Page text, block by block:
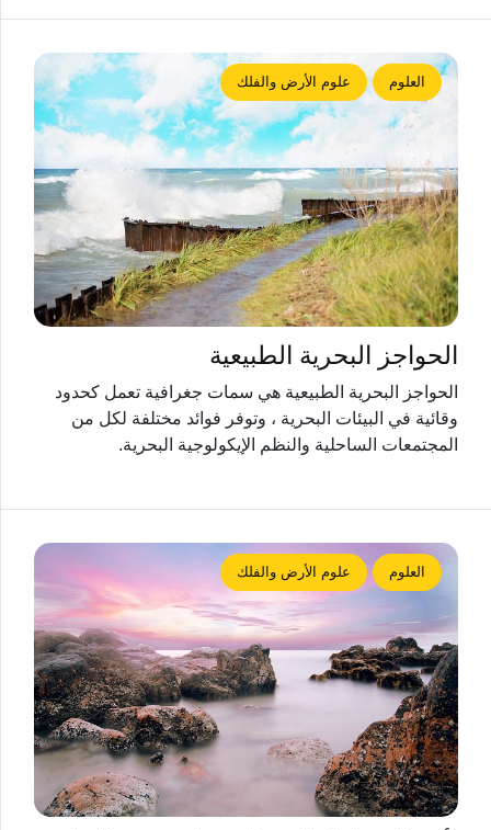
العلوم علوم الأرض والفلك
الحواجز البحرية الطبيعية
الحواجز البحرية الطبيعية هي سمات جغرافية تعمل كحدود
وقائية في البيئات البحرية ، وتوفر فوائد مختلفة لكل من
المجتمعات الساحلية والنظم الإيكولوجية البحرية.
العلوم علوم الأرض والفلك